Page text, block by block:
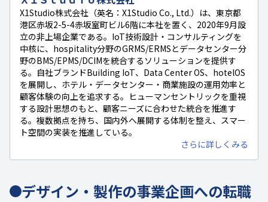
X1Studio株式会社（英名：X1Studio Co., Ltd.）は、東京都
港区赤坂2-5-4赤坂室町ビル6階に本社を置く、2020年9月設
立の非上場企業である。IoT技術設計・コンサルティングを
中核に、hospitality分野のGRMS/ERMSとデータセンター分
野のBMS/EPMS/DCIMを統合するソリューションを提供す
る。自社ブランドBuilding IoT、Data Center OS、hotelOS
を展開し、ホテル・データセンター・商業施設の運用効率と
顧客体験の向上を追求する。ヒューマンセントリックを重視
する設計思想のもと、顧客ニーズに合わせた統合を推進す
る。複数拠点を持ち、国内外へ展開する体制を整え、スマー
ト空間の実装を推進している。
さらに詳しくみる
デザイン・製作の事業企画への転職